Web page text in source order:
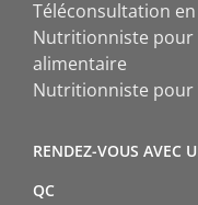
Téléconsultation
Nutritionniste
alimentaire
Nutritionniste pour
RENDEZ-VOUS AVEC
QC